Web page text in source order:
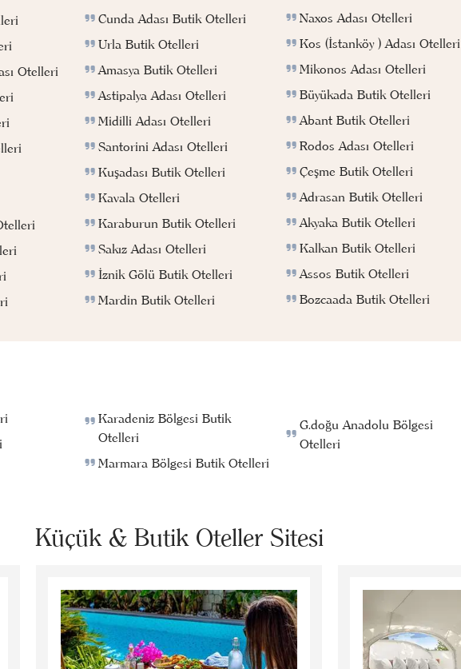
Otelleri
Cunda Adası Butik Otelleri
Urla Butik Otelleri
Amasya Butik Otelleri
Astipalya Adası Otelleri
Midilli Adası Otelleri
Santorini Adası Otelleri
Kuşadası Butik Otelleri
Kavala Otelleri
Karaburun Butik Otelleri
Sakız Adası Otelleri
İznik Gölü Butik Otelleri
Mardin Butik Otelleri
Naxos Adası Otelleri
Kos (İstanköy ) Adası Otelleri
Mikonos Adası Otelleri
Büyükada Butik Otelleri
Abant Butik Otelleri
Rodos Adası Otelleri
Çeşme Butik Otelleri
Adrasan Butik Otelleri
Akyaka Butik Otelleri
Kalkan Butik Otelleri
Assos Butik Otelleri
Bozcaada Butik Otelleri
Karadeniz Bölgesi Butik
Otelleri
Marmara Bölgesi Butik Otelleri
G.doğu Anadolu Bölgesi
Otelleri
Küçük & Butik Oteller Sitesi